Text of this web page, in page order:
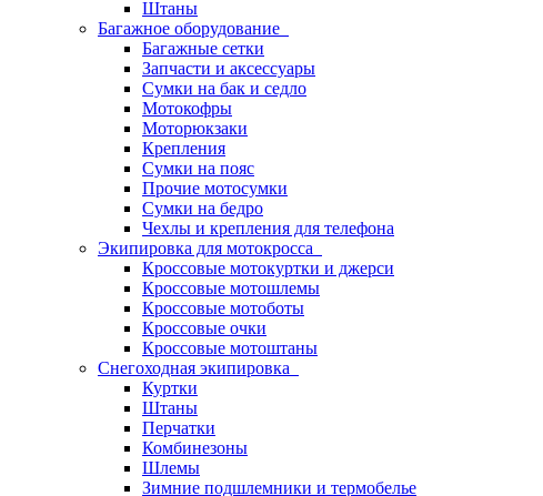
Штаны
Багажное оборудование
Багажные сетки
Запчасти и аксессуары
Сумки на бак и седло
Мотокофры
Моторюкзаки
Крепления
Сумки на пояс
Прочие мотосумки
Сумки на бедро
Чехлы и крепления для телефона
Экипировка для мотокросса
Кроссовые мотокуртки и джерси
Кроссовые мотошлемы
Кроссовые мотоботы
Кроссовые очки
Кроссовые мотоштаны
Снегоходная экипировка
Куртки
Штаны
Перчатки
Комбинезоны
Шлемы
Зимние подшлемники и термобелье